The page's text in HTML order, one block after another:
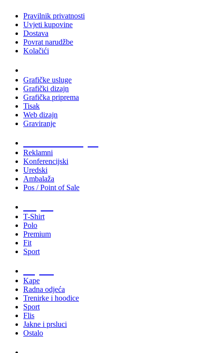
Pravilnik privatnosti
Uvjeti kupovine
Dostava
Povrat narudžbe
Kolačići
Grafičke usluge
Grafički dizajn
Grafička priprema
Tisak
Web dizajn
Graviranje
Reklamni
Konferencijski
Uredski
Ambalaža
Pos / Point of Sale
T-Shirt
Polo
Premium
Fit
Sport
Kape
Radna odjeća
Trenirke i hoodice
Sport
Flis
Jakne i prsluci
Ostalo